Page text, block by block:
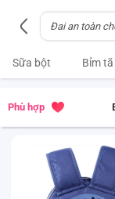
Sữa bột Bỉm tã
Phù hợp